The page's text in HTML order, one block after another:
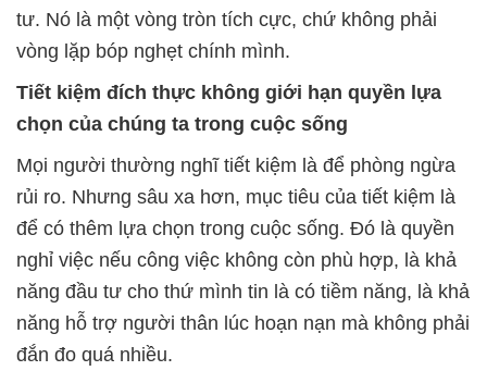
tư. Nó là một vòng tròn tích cực, chứ không phải
vòng lặp bóp nghẹt chính mình.
Tiết kiệm đích thực không giới hạn quyền lựa
chọn của chúng ta trong cuộc sống
Mọi người thường nghĩ tiết kiệm là để phòng ngừa
rủi ro. Nhưng sâu xa hơn, mục tiêu của tiết kiệm là
để có thêm lựa chọn trong cuộc sống. Đó là quyền
nghỉ việc nếu công việc không còn phù hợp, là khả
năng đầu tư cho thứ mình tin là có tiềm năng, là khả
năng hỗ trợ người thân lúc hoạn nạn mà không phải
đắn đo quá nhiều.